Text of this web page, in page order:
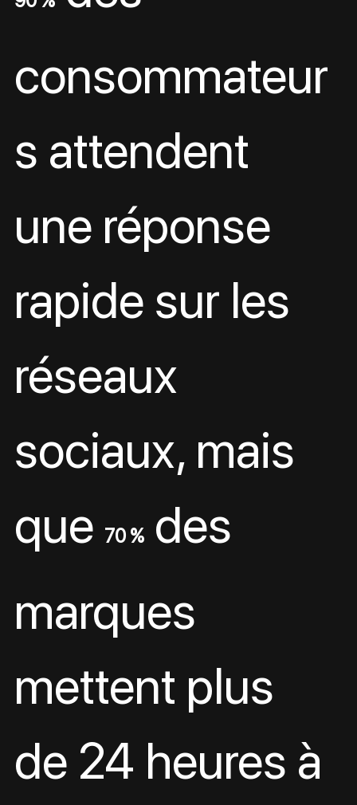
consommateur
s attendent
une réponse
rapide sur les
réseaux
sociaux, mais
que 70 % des
marques
mettent plus
de 24 heures à